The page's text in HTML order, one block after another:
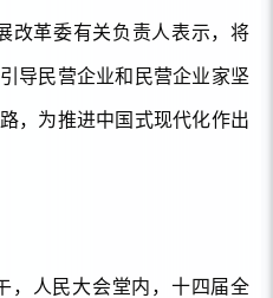
改革委有关负责人表示，将
导民营企业和民营企业家坚
，为推进中国式现代化作出
，人民大会堂内，十四届全